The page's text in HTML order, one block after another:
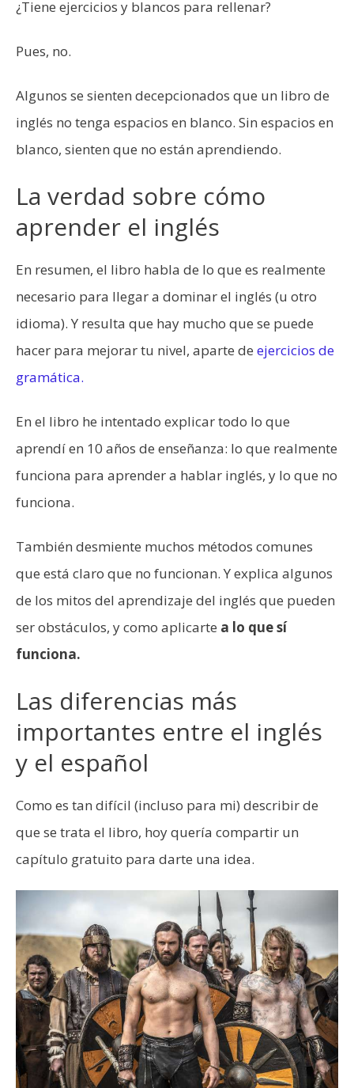
¿Tiene ejercicios y blancos para rellenar?
Pues, no.
Algunos se sienten decepcionados que un libro de
inglés no tenga espacios en blanco. Sin espacios en
blanco, sienten que no están aprendiendo.
La verdad sobre cómo
aprender el inglés
En resumen, el libro habla de lo que es realmente
necesario para llegar a dominar el inglés (u otro
idioma). Y resulta que hay mucho que se puede
hacer para mejorar tu nivel, aparte de ejercicios de
gramática.
En el libro he intentado explicar todo lo que
aprendí en 10 años de enseñanza: lo que realmente
funciona para aprender a hablar inglés, y lo que no
funciona.
También desmiente muchos métodos comunes
que está claro que no funcionan. Y explica algunos
de los mitos del aprendizaje del inglés que pueden
ser obstáculos, y como aplicarte a lo que sí
funciona.
Las diferencias más
importantes entre el inglés
y el español
Como es tan difícil (incluso para mi) describir de
que se trata el libro, hoy quería compartir un
capítulo gratuito para darte una idea.